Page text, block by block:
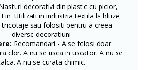
Nasturi decorativi din plastic cu picior,
Utilizati in industria textila la bluze,
tricotaje sau folositi pentru a creea
diverse decoratiuni
Recomandari - A se folosi doar
clor. A nu se usca in uscator. A nu se
A nu se curata chimic.